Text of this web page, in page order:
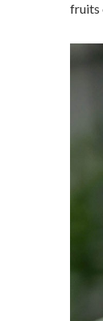
fruits